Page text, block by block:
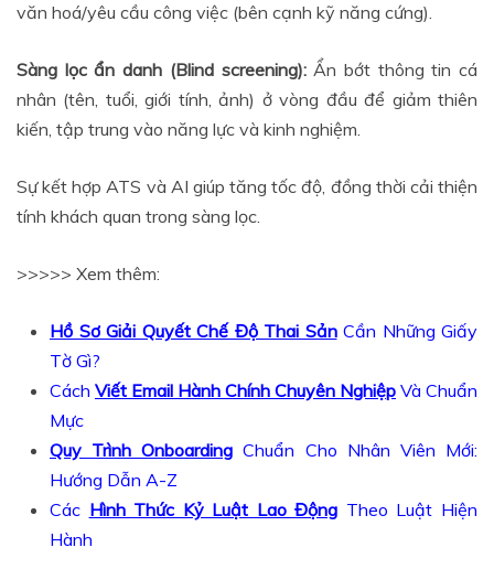
văn hoá/yêu cầu công việc (bên cạnh kỹ năng cứng).
Sàng lọc ẩn danh (Blind screening):Ẩn bớt thông tin cá
nhân (tên, tuổi, giới tính, ảnh) ở vòng đầu để giảm thiên
kiến, tập trung vào năng lực và kinh nghiệm.
Sự kết hợp ATS và AI giúp tăng tốc độ, đồng thời cải thiện
tính khách quan trong sàng lọc.
>>>>> Xem thêm:
Hồ Sơ Giải Quyết Chế Độ Thai SảnCần Những Giấy
Tờ Gì?
Cách Viết Email Hành Chính Chuyên Nghiệp Và Chuẩn
Mực
Quy Trình Onboarding Chuẩn Cho Nhân Viên Mới:
Hướng Dẫn A-Z
Các Hình Thức Kỷ Luật Lao Động Theo Luật Hiện
Hành